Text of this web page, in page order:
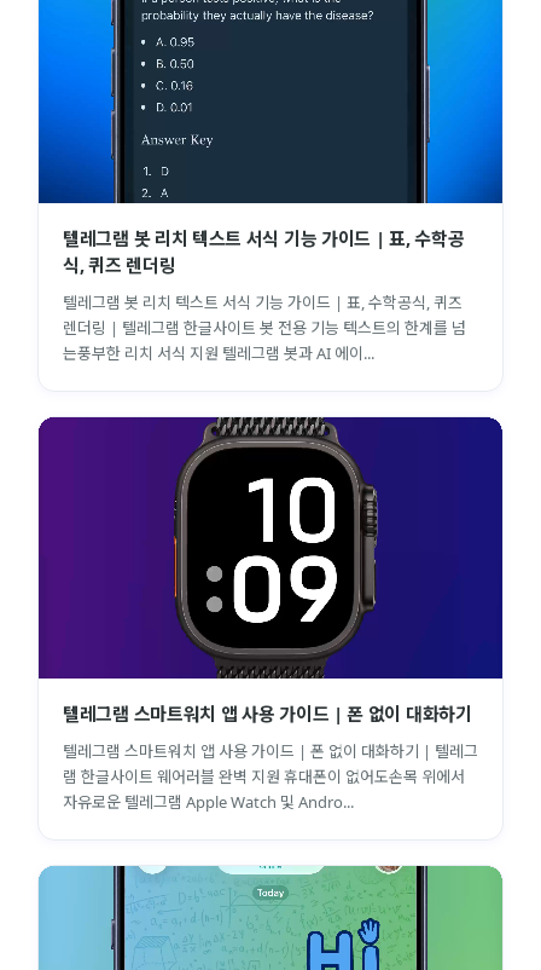
텔레그램 봇 리치 텍스트 서식 기능 가이드 | 표, 수학공
식, 퀴즈 렌더링
텔레그램 봇 리치 텍스트 서식 기능 가이드 | 표, 수학공식, 퀴즈
렌더링 | 텔레그램 한글사이트 봇 전용 기능 텍스트의 한계를 넘
는풍부한 리치 서식 지원 텔레그램 봇과 AI 에이...
텔레그램 스마트워치 앱 사용 가이드 | 폰 없이 대화하기
텔레그램 스마트워치 앱 사용 가이드 | 폰 없이 대화하기 | 텔레그
램 한글사이트 웨어러블 완벽 지원 휴대폰이 없어도손목 위에서
자유로운 텔레그램 Apple Watch 및 Andro...